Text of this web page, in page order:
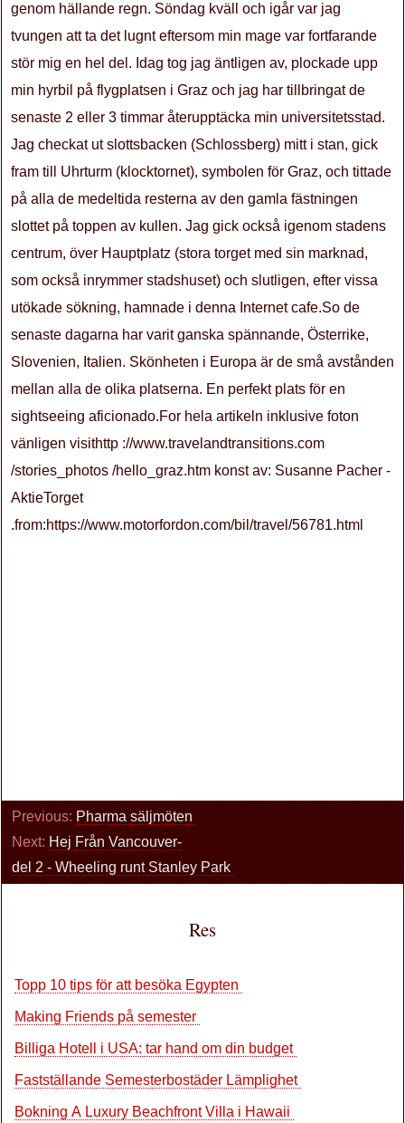
genom hällande regn. Söndag kväll och igår var jag
tvungen att ta det lugnt eftersom min mage var fortfarande
stör mig en hel del. Idag tog jag äntligen av, plockade upp
min hyrbil på flygplatsen i Graz och jag har tillbringat de
senaste 2 eller 3 timmar återupptäcka min universitetsstad.
Jag checkat ut slottsbacken (Schlossberg) mitt i stan, gick
fram till Uhrturm (klocktornet), symbolen för Graz, och tittade
på alla de medeltida resterna av den gamla fästningen
slottet på toppen av kullen. Jag gick också igenom stadens
centrum, över Hauptplatz (stora torget med sin marknad,
som också inrymmer stadshuset) och slutligen, efter vissa
utökade sökning, hamnade i denna Internet cafe.So de
senaste dagarna har varit ganska spännande, Österrike,
Slovenien, Italien. Skönheten i Europa är de små avstånden
mellan alla de olika platserna. En perfekt plats för en
sightseeing aficionado.For hela artikeln inklusive foton
vänligen visithttp ://www.travelandtransitions.com
/stories_photos /hello_graz.htm konst av: Susanne Pacher -
AktieTorget
.from:https://www.motorfordon.com/bil/travel/56781.html
Previous: Pharma säljmöten
Next: Hej Från Vancouver-
del 2 - Wheeling runt Stanley Park
Res
Topp 10 tips för att besöka Egypten
Making Friends på semester
Billiga Hotell i USA: tar hand om din budget
Fastställande Semesterbostäder Lämplighet
Bokning A Luxury Beachfront Villa i Hawaii